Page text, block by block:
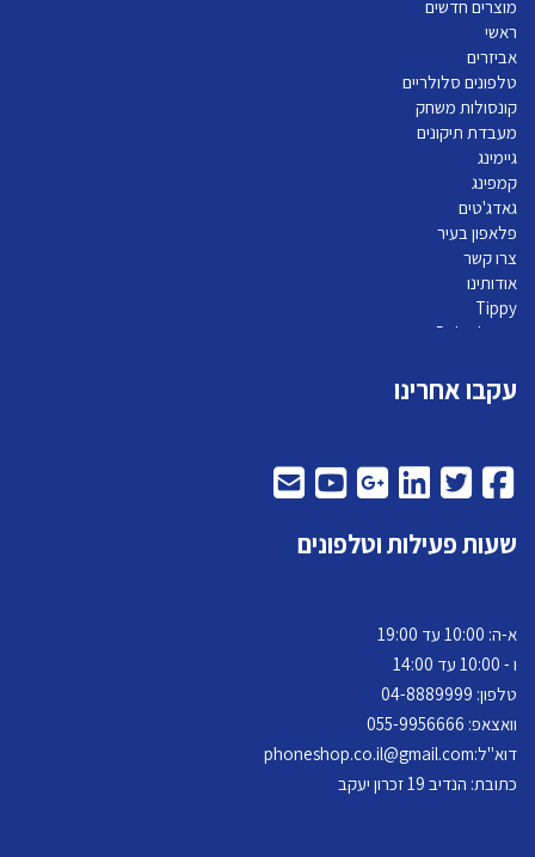
מוצרים חדשים
ראשי
אביזרים
טלפונים סלולריים
קונסולות משחק
מעבדת תיקונים
גיימינג
קמפינג
גאדג'טים
פלאפון בעיר
צרו קשר
אודותינו
Tippy
Pelephone
עקבו אחרינו
שעות פעילות וטלפונים
א-ה: 10:00 עד 19:00
ו - 10:00 עד 14:00
טלפון: 04- 8889999
וואצאפ: 055-9956666
דוא"ל:phoneshop.co.il@gmail.com
כתובת: הנדיב 19 זכרון יעקב